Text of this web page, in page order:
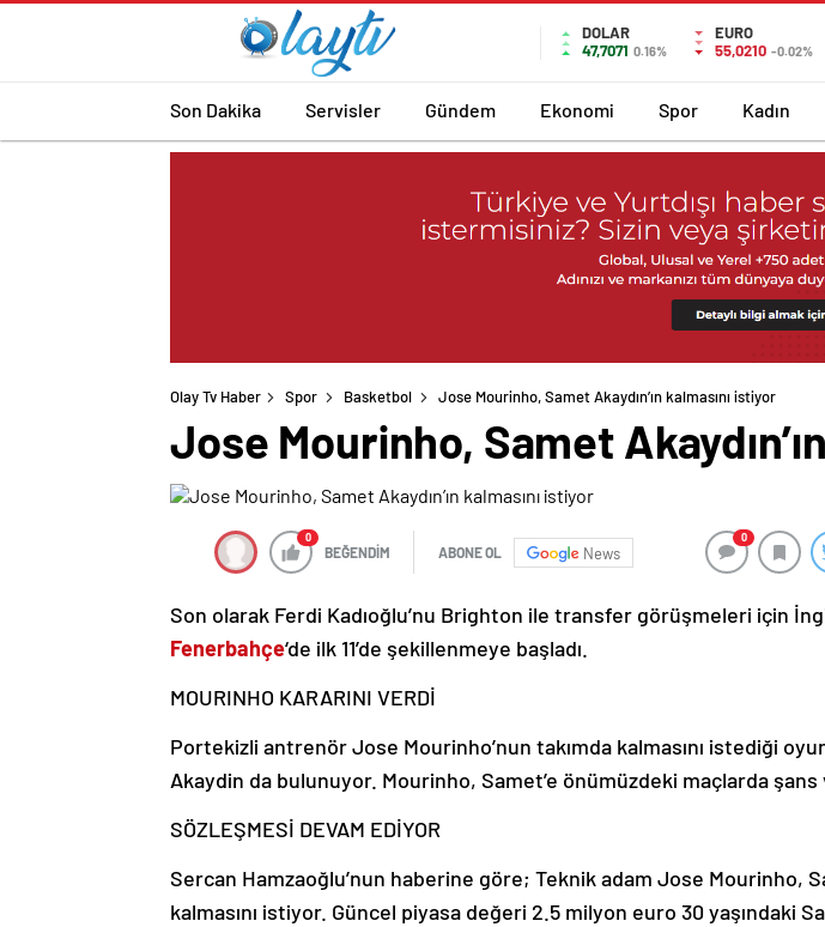
DOLAR
47,7071 0.16%
EURO
55,0210 -0.02%
Son Dakika Servisler Gündem Ekonomi Spor Kadın
Olay Tv Haber Spor Basketbol Jose Mourinho, Samet Akaydın’ın kalmasını istiyor
Jose Mourinho, Samet
0
BEĞENDİM ABONE OL News
0
Son olarak Ferdi Kadıoğlu’nu Brighton ile transfer görüşmeleri için
Fenerbahçe‘de ilk 11’de şekillenmeye başladı.
MOURINHO KARARINI VERDİ
Portekizli antrenör Jose Mourinho’nun takımda kalmasını istediği
Akaydin da bulunuyor. Mourinho, Samet’e önümüzdeki maçlarda
SÖZLEŞMESİ DEVAM EDİYOR
Sercan Hamzaoğlu’nun haberine göre; Teknik adam Jose Mourinho,
kalmasını istiyor. Güncel piyasa değeri 2.5 milyon euro 30 yaşındaki